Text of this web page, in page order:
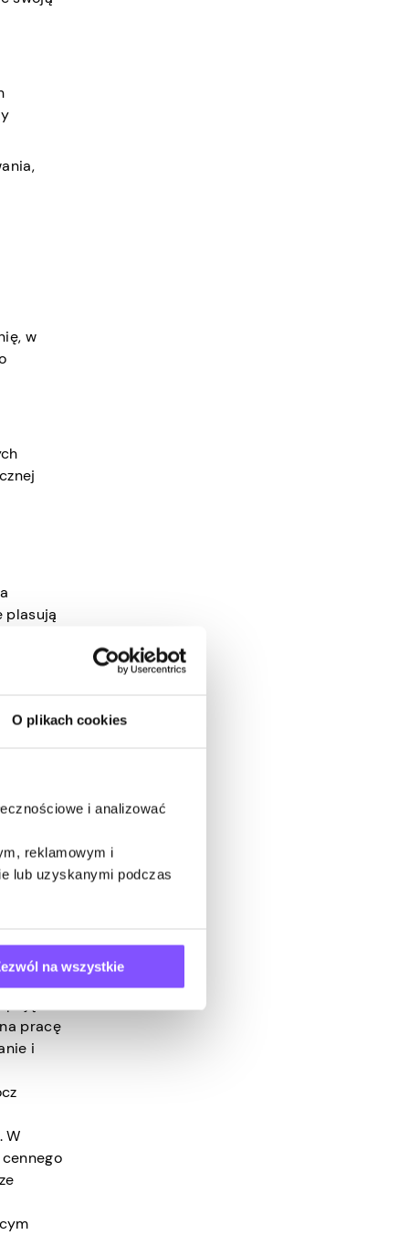
O plikach cookies
i analizować
reklamowym i
lub uzyskanymi podczas
na wszystkie
w
plasują
W
pracę
i
W